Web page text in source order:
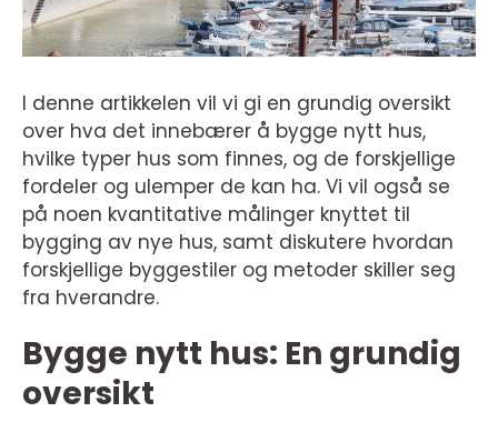
I denne artikkelen vil vi gi en grundig oversikt
over hva det innebærer å bygge nytt hus,
hvilke typer hus som finnes, og de forskjellige
fordeler og ulemper de kan ha. Vi vil også se
på noen kvantitative målinger knyttet til
bygging av nye hus, samt diskutere hvordan
forskjellige byggestiler og metoder skiller seg
fra hverandre.
Bygge nytt hus: En grundig
oversikt